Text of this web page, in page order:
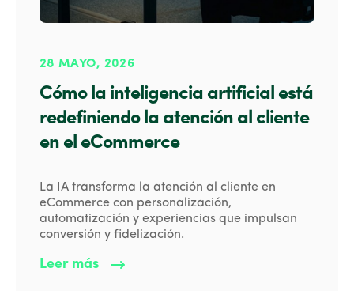
28 MAYO, 2026
Cómo la inteligencia artificial está
redefiniendo la atención al cliente
en el eCommerce
La IA transforma la atención al cliente en
eCommerce con personalización,
automatización y experiencias que impulsan
conversión y fidelización.
Leer más